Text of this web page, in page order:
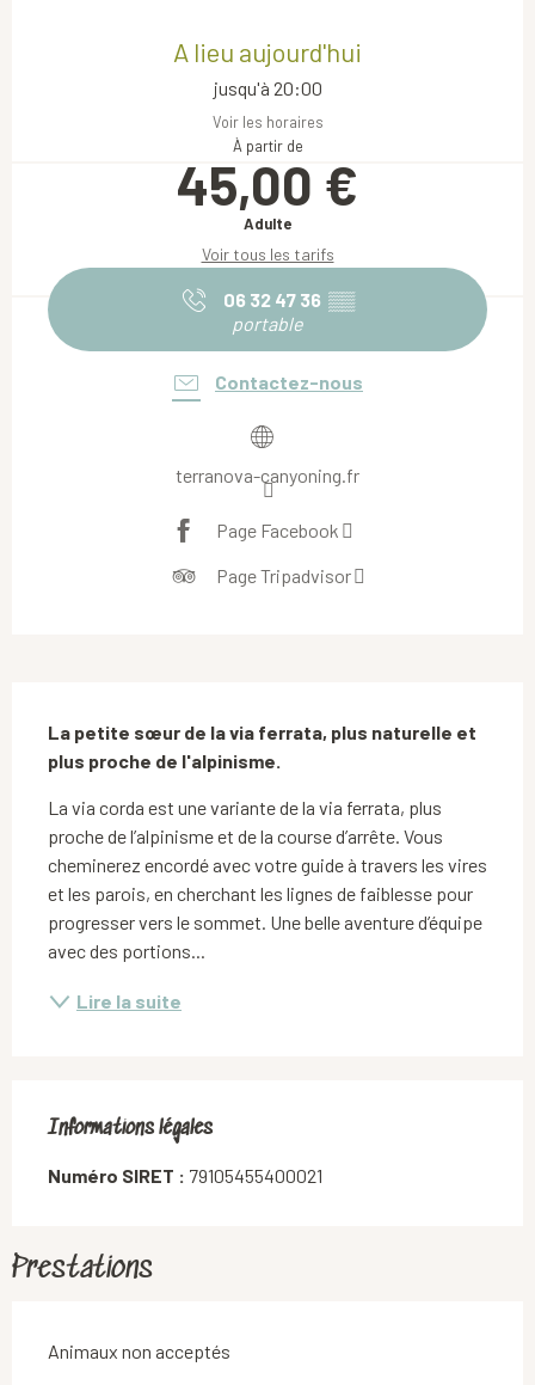
A lieu aujourd'hui
jusqu'à 20:00
Voir les horaires
À partir de
45,00 €
Adulte
Voir tous les tarifs
06 32 47 36 ▒▒
portable
Contactez-nous
terranova-canyoning.fr
Page Facebook
Page Tripadvisor
La petite sœur de la via ferrata, plus naturelle et
plus proche de l'alpinisme.
La via corda est une variante de la via ferrata, plus
proche de l’alpinisme et de la course d’arrête. Vous
cheminerez encordé avec votre guide à travers les vires
et les parois, en cherchant les lignes de faiblesse pour
progresser vers le sommet. Une belle aventure d’équipe
avec des portions...
Lire la suite
Informations légales
Informations légales
Numéro SIRET : 79105455400021
Prestations
Animaux non acceptés